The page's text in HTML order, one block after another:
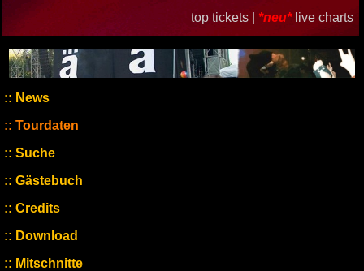
top tickets | *neu* live charts
News
Tourdaten
Suche
Gästebuch
Credits
Download
Mitschnitte